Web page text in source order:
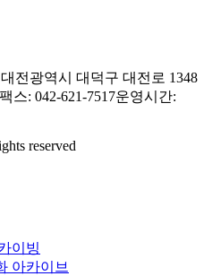
전광역시 대덕구 대전로 1348
팩스: 042-621-7517운영시간:
reserved
이빙
아카이브